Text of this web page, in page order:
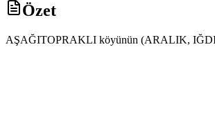
Özet
AŞAĞITOPRAKLI köyünün (ARALIK, IĞDIR)